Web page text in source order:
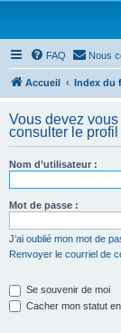
FAQ Nous
Accueil Index du
Vous devez
consulter le
Nom d’utilisateur :
Mot de passe :
J’ai oublié mon mot de
Renvoyer le courriel de
Se souvenir de moi
Cacher mon statut